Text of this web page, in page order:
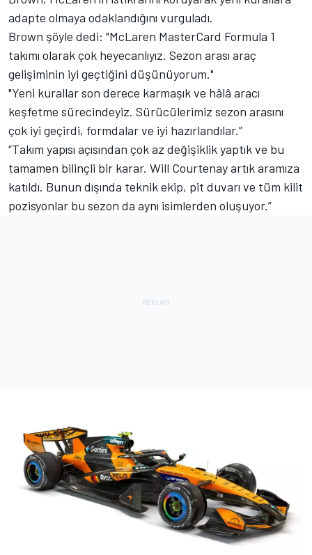
adapte olmaya odaklandığını vurguladı.
Brown şöyle dedi: "McLaren MasterCard Formula 1
takımı olarak çok heyecanlıyız. Sezon arası araç
gelişiminin iyi geçtiğini düşünüyorum."
"Yeni kurallar son derece karmaşık ve hâlâ aracı
keşfetme sürecindeyiz. Sürücülerimiz sezon arasını
çok iyi geçirdi, formdalar ve iyi hazırlandılar.”
“Takım yapısı açısından çok az değişiklik yaptık ve bu
tamamen bilinçli bir karar. Will Courtenay artık aramıza
katıldı. Bunun dışında teknik ekip, pit duvarı ve tüm kilit
pozisyonlar bu sezon da aynı isimlerden oluşuyor.”